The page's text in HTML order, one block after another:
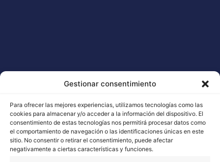
Gestionar consentimiento
Para ofrecer las mejores experiencias, utilizamos tecnologías como las
cookies para almacenar y/o acceder a la información del dispositivo. El
consentimiento de estas tecnologías nos permitirá procesar datos como
el comportamiento de navegación o las identificaciones únicas en este
sitio. No consentir o retirar el consentimiento, puede afectar
negativamente a ciertas características y funciones.